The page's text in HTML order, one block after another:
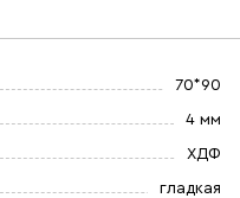
70*90
4 мм
ХДФ
гладкая